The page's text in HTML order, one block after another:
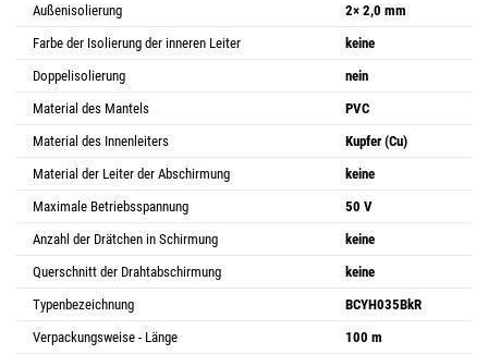
Außenisolierung
2× 2,0 mm
Farbe der Isolierung der inneren Leiter
keine
Doppelisolierung
nein
Material des Mantels
PVC
Material des Innenleiters
Kupfer (Cu)
Material der Leiter der Abschirmung
keine
Maximale Betriebsspannung
50 V
Anzahl der Drätchen in Schirmung
keine
Querschnitt der Drahtabschirmung
keine
Typenbezeichnung
BCYH035BkR
Verpackungsweise - Länge
100 m